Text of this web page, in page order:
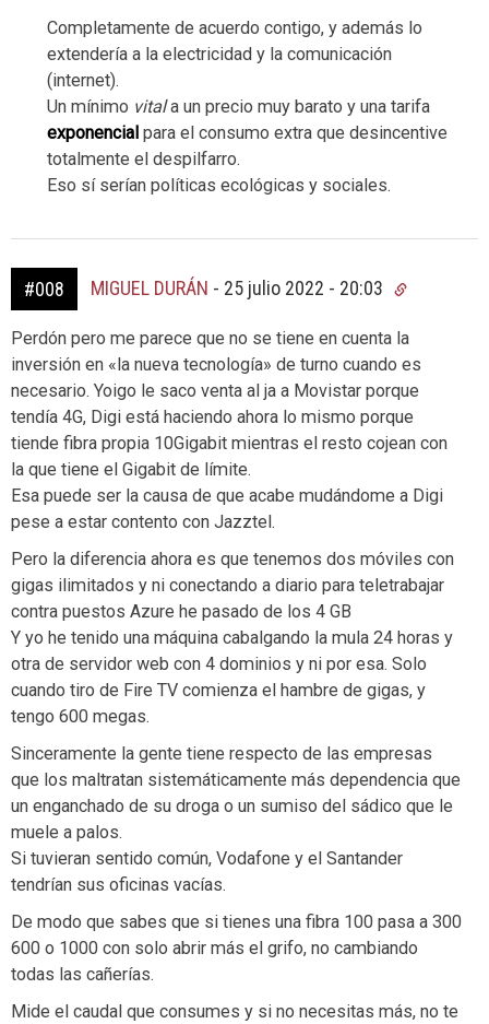
Completamente de acuerdo contigo, y además lo
extendería a la electricidad y la comunicación
(internet).
Un mínimo vitala un precio muy barato y una tarifa
exponencial para el consumo extra que desincentive
totalmente el despilfarro.
Eso sí serían políticas ecológicas y sociales.
#008 MIGUEL DURÁN - 25 julio 2022 - 20:03
Perdón pero me parece que no se tiene en cuenta la
inversión en «la nueva tecnología» de turno cuando es
necesario. Yoigo le saco venta al ja a Movistar porque
tendía 4G, Digi está haciendo ahora lo mismo porque
tiende fibra propia 10Gigabit mientras el resto cojean con
la que tiene el Gigabit de límite.
Esa puede ser la causa de que acabe mudándome a Digi
pese a estar contento con Jazztel.
Pero la diferencia ahora es que tenemos dos móviles con
gigas ilimitados y ni conectando a diario para teletrabajar
contra puestos Azure he pasado de los 4 GB
Y yo he tenido una máquina cabalgando la mula 24 horas y
otra de servidor web con 4 dominios y ni por esa. Solo
cuando tiro de Fire TV comienza el hambre de gigas, y
tengo 600 megas.
Sinceramente la gente tiene respecto de las empresas
que los maltratan sistemáticamente más dependencia que
un enganchado de su droga o un sumiso del sádico que le
muele a palos.
Si tuvieran sentido común, Vodafone y el Santander
tendrían sus oficinas vacías.
De modo que sabes que si tienes una fibra 100 pasa a 300
600 o 1000 con solo abrir más el grifo, no cambiando
todas las cañerías.
Mide el caudal que consumes y si no necesitas más, no te